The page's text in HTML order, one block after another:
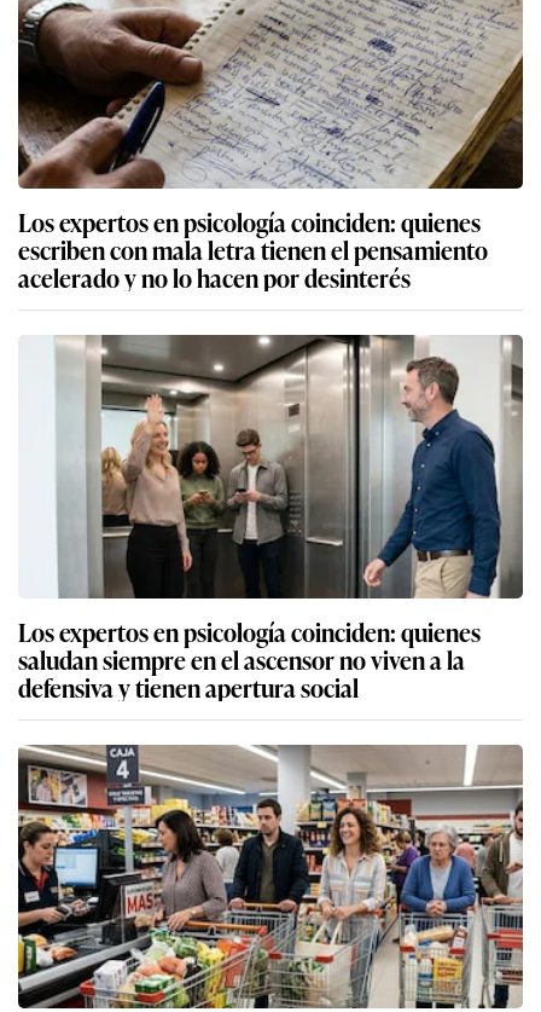
Los expertos en psicología coinciden: quienes
escriben con mala letra tienen el pensamiento
acelerado y no lo hacen por desinterés
Los expertos en psicología coinciden: quienes
saludan siempre en el ascensor no viven a la
defensiva y tienen apertura social